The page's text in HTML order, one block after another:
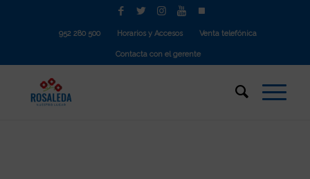
952 280 500 Horarios y Accesos Venta telefónica
Contacta con el gerente